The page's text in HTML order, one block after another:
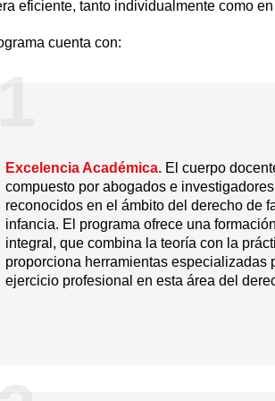
eficiente, tanto individualmente como
cuenta con:
Excelencia Académica.El cuerpo
compuesto por abogados e investigadores
reconocidos en el ámbito del derecho de
infancia. El programa ofrece una formación
integral, que combina la teoría con la
proporciona herramientas especializadas
ejercicio profesional en esta área del
1